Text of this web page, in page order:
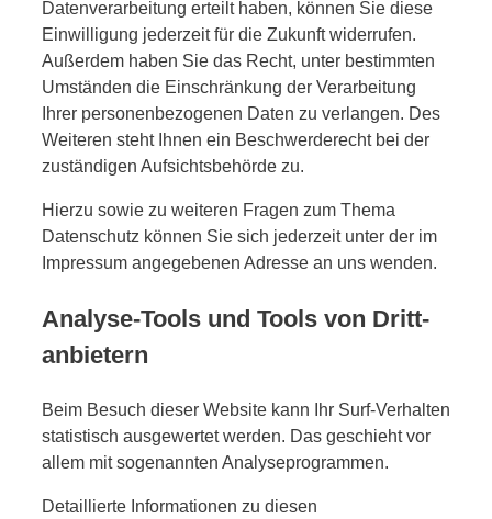
Datenverarbeitung erteilt haben, können Sie diese
Einwilligung jederzeit für die Zukunft widerrufen.
Außerdem haben Sie das Recht, unter bestimmten
Umständen die Einschränkung der Verarbeitung
Ihrer personenbezogenen Daten zu verlangen. Des
Weiteren steht Ihnen ein Beschwerderecht bei der
zuständigen Aufsichtsbehörde zu.
Hierzu sowie zu weiteren Fragen zum Thema
Datenschutz können Sie sich jederzeit unter der im
Impressum angegebenen Adresse an uns wenden.
Analyse-Tools und Tools von Dritt­
anbietern
Beim Besuch dieser Website kann Ihr Surf-Verhalten
statistisch ausgewertet werden. Das geschieht vor
allem mit sogenannten Analyseprogrammen.
Detaillierte Informationen zu diesen